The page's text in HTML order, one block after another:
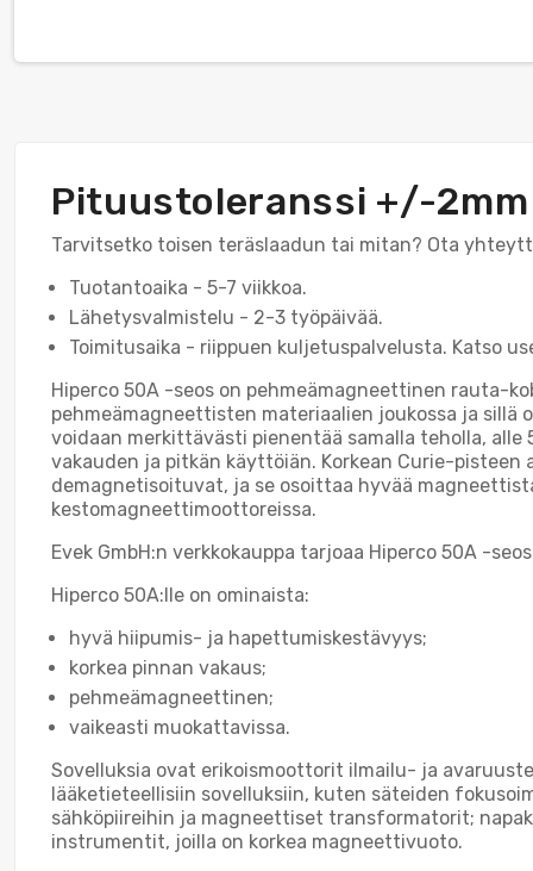
Pituustoleranssi +/-2mm
Tarvitsetko toisen teräslaadun tai mitan? Ota
Tuotantoaika - 5-7 viikkoa.
Lähetysvalmistelu - 2-3 työpäivää.
Toimitusaika - riippuen kuljetuspalvelusta. Katso
Hiperco 50A -seos on pehmeämagneettinen rauta-
pehmeämagneettisten materiaalien joukossa ja
voidaan merkittävästi pienentää samalla teholla,
vakauden ja pitkän käyttöiän. Korkean Curie-
demagnetisoituvat, ja se osoittaa hyvää
kestomagneettimoottoreissa.
Evek GmbH:n verkkokauppa tarjoaa Hiperco 50A -
Hiperco 50A:lle on ominaista:
hyvä hiipumis- ja hapettumiskestävyys;
korkea pinnan vakaus;
pehmeämagneettinen;
vaikeasti muokattavissa.
Sovelluksia ovat erikoismoottorit ilmailu- ja
lääketieteellisiin sovelluksiin, kuten säteiden
sähköpiireihin ja magneettiset transformatorit;
instrumentit, joilla on korkea magneettivuoto.